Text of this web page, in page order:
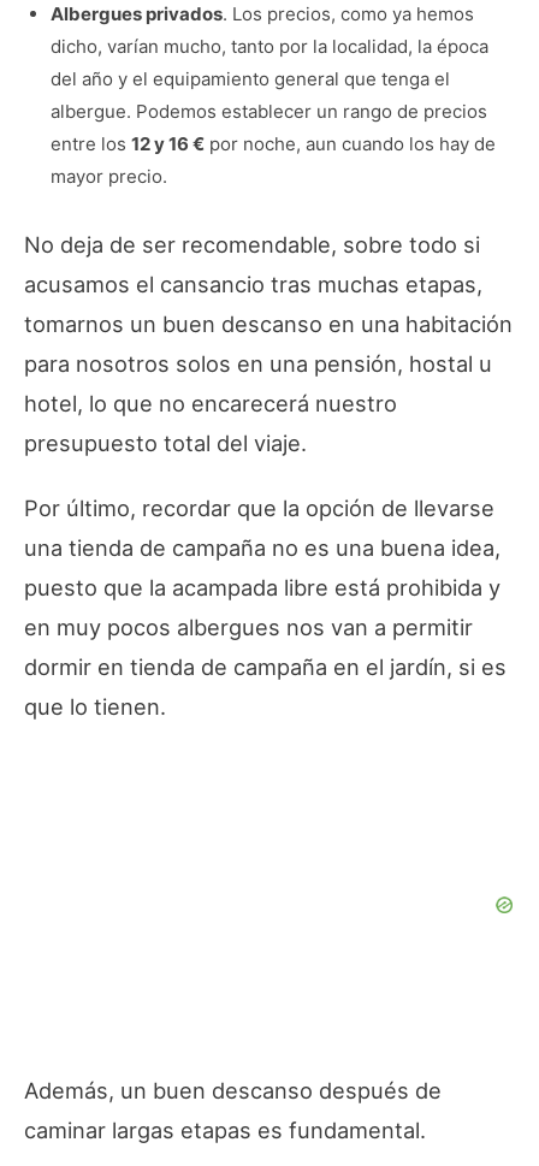
Albergues privados. Los precios, como ya hemos
dicho, varían mucho, tanto por la localidad, la época
del año y el equipamiento general que tenga el
albergue. Podemos establecer un rango de precios
entre los 12 y 16 €por noche, aun cuando los hay de
mayor precio.
No deja de ser recomendable, sobre todo si
acusamos el cansancio tras muchas etapas,
tomarnos un buen descanso en una habitación
para nosotros solos en una pensión, hostal u
hotel, lo que no encarecerá nuestro
presupuesto total del viaje.
Por último, recordar que la opción de llevarse
una tienda de campaña no es una buena idea,
puesto que la acampada libre está prohibida y
en muy pocos albergues nos van a permitir
dormir en tienda de campaña en el jardín, si es
que lo tienen.
Además, un buen descanso después de
caminar largas etapas es fundamental.